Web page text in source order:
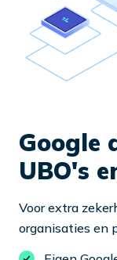
Google
UBO's
Voor extra
organisaties en